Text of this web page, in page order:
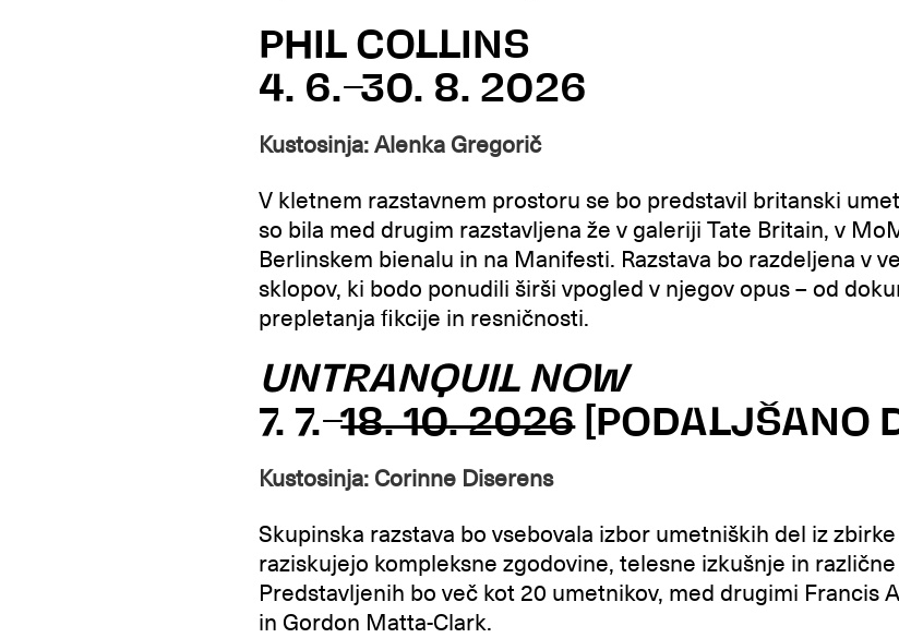
PHIL COLLINS
4. 6.–30. 8. 2026
Kustosinja: Alenka Gregorič
V kletnem razstavnem prostoru se bo predstavil britanski
so bila med drugim razstavljena že v galeriji Tate Britain, v
Berlinskem bienalu in na Manifesti. Razstava bo razdeljena v
sklopov, ki bodo ponudili širši vpogled v njegov opus – od
prepletanja fikcije in resničnosti.
UNTRANQUIL NOW
7. 7.–18. 10. 2026[PODALJŠANO
Kustosinja: Corinne Diserens
Skupinska razstava bo vsebovala izbor umetniških del iz
raziskujejo kompleksne zgodovine, telesne izkušnje in
Predstavljenih bo več kot 20 umetnikov, med drugimi Francis
in Gordon Matta-Clark.